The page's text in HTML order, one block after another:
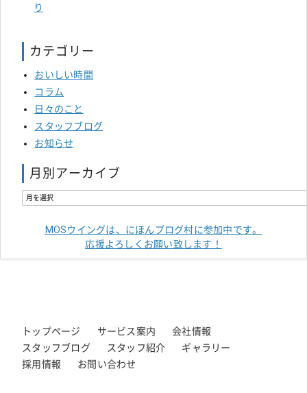
り
カテゴリー
おいしい時間
コラム
日々のこと
スタッフブログ
お知らせ
月別アーカイブ
MOSウイングは、にほんブログ村に参加中です。
応援よろしくお願い致します！
トップページ サービス案内
会社情報
スタッフブログ
スタッフ紹介
ギャラリー
採用情報
お問い合わせ